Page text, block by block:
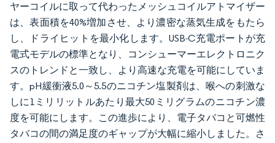
ヤーコイルに取って代わったメッシュコイルアトマイザー
は、表面積を40%増加させ、より濃密な蒸気生成をもたら
し、ドライヒットを最小化します。USB-C充電ポートが充
電式モデルの標準となり、コンシューマーエレクトロニク
スのトレンドと一致し、より高速な充電を可能にしていま
す。pH緩衝液5.0～5.5のニコチン塩製剤は、喉への刺激な
しに1ミリリットルあたり最大50ミリグラムのニコチン濃
度を可能にします。この進歩により、電子タバコと可燃性
タバコの間の満足度のギャップが大幅に縮小しました。さ